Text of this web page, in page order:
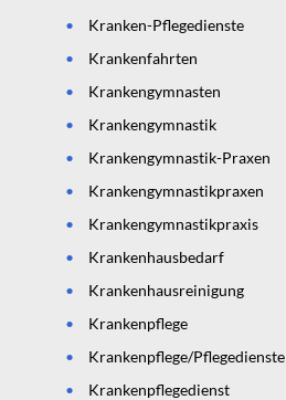
Kranken-Pflegedienste
Krankenfahrten
Krankengymnasten
Krankengymnastik
Krankengymnastik-Praxen
Krankengymnastikpraxen
Krankengymnastikpraxis
Krankenhausbedarf
Krankenhausreinigung
Krankenpflege
Krankenpflege/Pflegedienste
Krankenpflegedienst